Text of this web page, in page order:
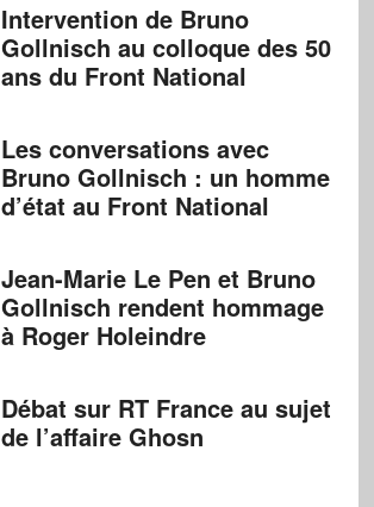
Intervention de Bruno
Gollnisch au colloque des 50
ans du Front National
Les conversations avec
Bruno Gollnisch : un homme
d’état au Front National
Jean-Marie Le Pen et Bruno
Gollnisch rendent hommage
à Roger Holeindre
Débat sur RT France au sujet
de l’affaire Ghosn